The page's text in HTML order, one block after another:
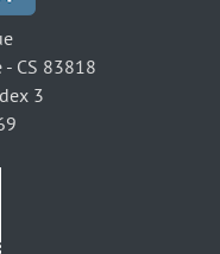
CS 83818
3